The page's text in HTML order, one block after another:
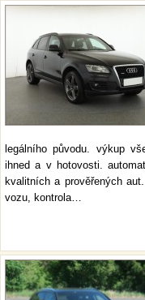
legálního původu. výkup
ihned a v hotovosti.
kvalitních a prověřených
vozu, kontrola…